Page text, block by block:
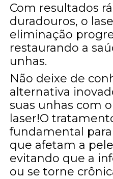
Com resultados
duradouros, o
eliminação
restaurando a
unhas.
Não deixe de
alternativa
suas unhas com
laser!O
fundamental
que afetam a
evitando que a
ou se torne